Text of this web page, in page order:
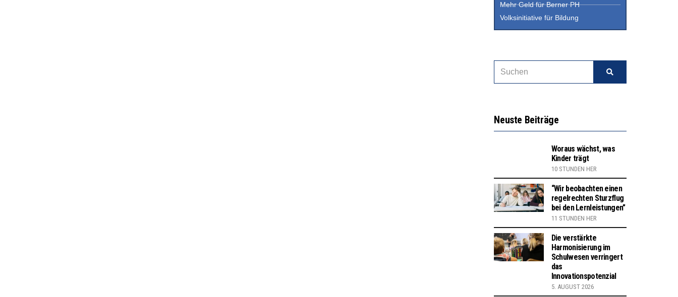
Mehr Geld für Berner PH
Volksinitiative für Bildung
Neuste Beiträge
Woraus wächst, was
Kinder trägt
10 STUNDEN HER
“Wir beobachten einen
regelrechten Sturzflug
bei den Lernleistungen”
11 STUNDEN HER
Die verstärkte
Harmonisierung im
Schulwesen verringert
das
Innovationspotenzial
5. AUGUST 2026